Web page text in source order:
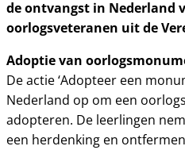
de ontvangst in Nederland
oorlogsveteranen uit de
Adoptie van
De actie ‘Adopteer een
Nederland op om een
adopteren. De leerlingen
een herdenking en